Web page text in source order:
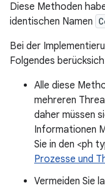
Diese Methoden
identischen Namen
Bei der
Folgendes
Alle diese
mehreren
daher müssen
Informationen
Sie in den <ph
Prozesse und
Vermeiden Sie